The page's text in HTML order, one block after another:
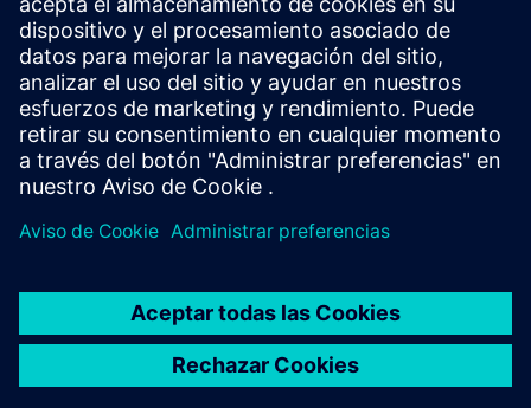
E-bookCapacita a tus equipos de ingeniería para que
superen los límites y lleven las innovaciones al mercado
más rápido
E-bookI Cómo la simulación CFD ayuda a las pequeñas y
medianas empresas (PYMES) a seguir siendo competitivas